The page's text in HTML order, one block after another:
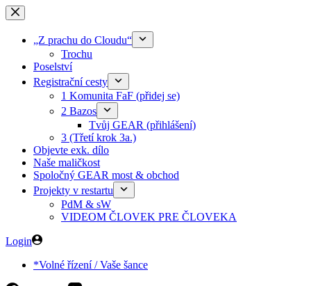
Skip
to
„Z prachu do Cloudu“
Trochu
Poselství
Registrační cesty
1 Komunita FaF (přidej se)
2 Bazos
Tvůj GEAR (přihlášení)
3 (Třetí krok 3a.)
Objevte exk. dílo
Naše maličkost
Spoločný GEAR most & obchod
Projekty v restartu
PdM & sW
VIDEOM ČLOVEK PRE ČLOVEKA
Login
*Volné řízení / Vaše šance